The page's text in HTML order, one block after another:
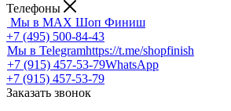
Телефоны
Мы в MAX Шоп Финиш
+7 (495) 500-84-43
Мы в Telegramhttps://t.me/shopfinish
+7 (915) 457-53-79WhatsApp
+7 (915) 457-53-79
Заказать звонок